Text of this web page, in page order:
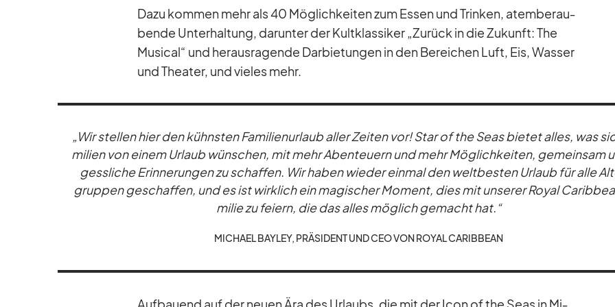
Dazu kom­men mehr als 40 Mög­lich­kei­ten zum Es­sen und Trin­ken, atem­be­rau­
bende Un­ter­hal­tung, dar­un­ter der Kult­klas­si­ker „Zu­rück in die Zu­kunft: The
Mu­si­cal“ und her­aus­ra­gende Dar­bie­tun­gen in den Be­rei­chen Luft, Eis, Was­ser
und Thea­ter, und vie­les mehr.
„Wir stel­len hier den kühns­ten Fa­mi­li­en­ur­laub al­ler Zei­ten vor! Star of the Seas bie­tet al­les, was
mi­lien von ei­nem Ur­laub wün­schen, mit mehr Aben­teu­ern und mehr Mög­lich­kei­ten, ge­mein­sam
gess­li­che Er­in­ne­run­gen zu schaf­fen. Wir ha­ben wie­der ein­mal den welt­bes­ten Ur­laub für alle
grup­pen ge­schaf­fen, und es ist wirk­lich ein ma­gi­scher Mo­ment, dies mit un­se­rer Royal
mi­lie zu fei­ern, die das al­les mög­lich ge­macht hat.“
MI­CHAEL BAY­LEY, PRÄ­SI­DENT UND CEO VON ROYAL CA­RIB­BEAN
Auf­bau­end auf der neuen Ära des Ur­laubs, die mit der Icon of the Seas in Mi­